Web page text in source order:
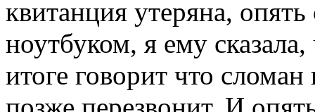
квитанция утеряна,
ноутбуком, я ему
итоге говорит что